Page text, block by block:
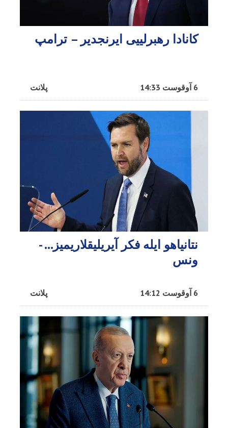
کانادا رهبرلییی ایرنجدیر – ترامپ
پلانت 6 آوقوست 14:33
نتانیاهو ایله فکر آیریلیقلاریمیز… -
ونس
پلانت 6 آوقوست 14:12